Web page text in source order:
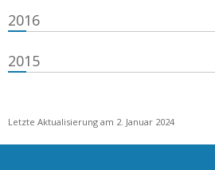
2016
2015
Letzte Aktualisierung am 2. Januar 2024